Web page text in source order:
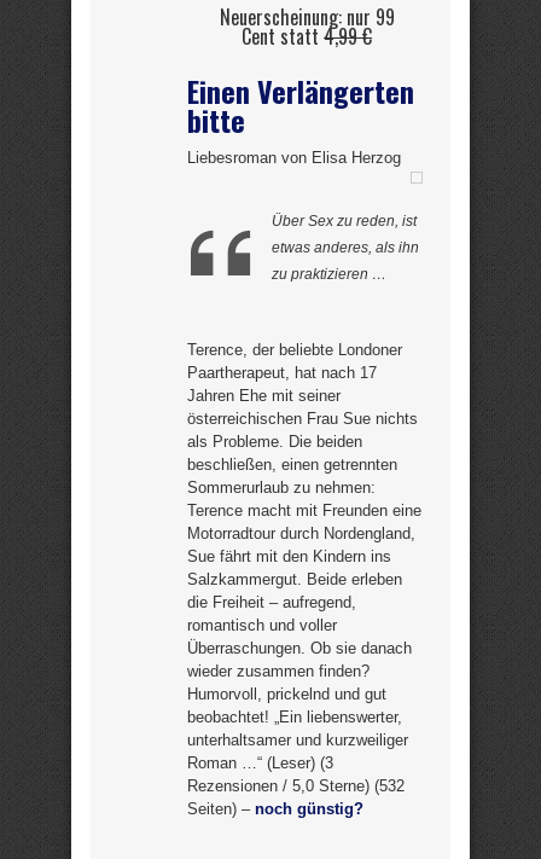
Neuerscheinung: nur 99
Cent statt 4,99 €
Einen Verlängerten
bitte
Liebesroman von Elisa Herzog
Über Sex zu reden, ist
etwas anderes, als ihn
zu praktizieren …
Terence, der beliebte Londoner
Paartherapeut, hat nach 17
Jahren Ehe mit seiner
österreichischen Frau Sue nichts
als Probleme. Die beiden
beschließen, einen getrennten
Sommerurlaub zu nehmen:
Terence macht mit Freunden eine
Motorradtour durch Nordengland,
Sue fährt mit den Kindern ins
Salzkammergut. Beide erleben
die Freiheit – aufregend,
romantisch und voller
Überraschungen. Ob sie danach
wieder zusammen finden?
Humorvoll, prickelnd und gut
beobachtet! „Ein liebenswerter,
unterhaltsamer und kurzweiliger
Roman …“ (Leser) (3
Rezensionen / 5,0 Sterne) (532
Seiten) – noch günstig?